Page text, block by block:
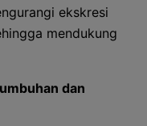
ekskresi
mendukung
dan